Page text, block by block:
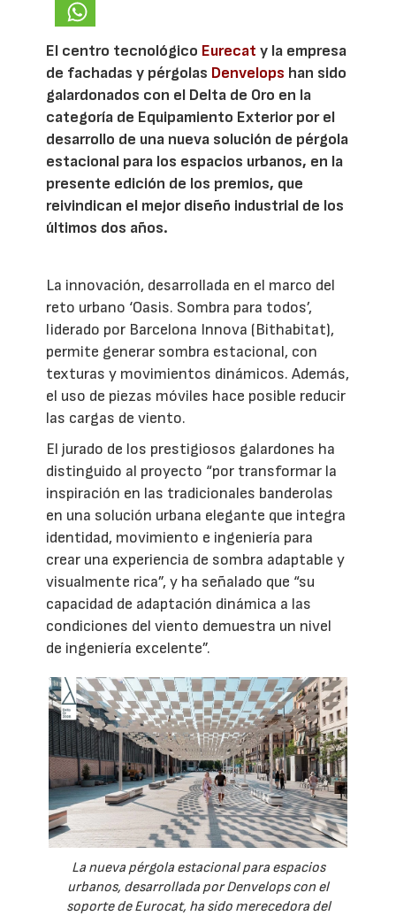
El centro tecnológico Eurecat y la empresa
de fachadas y pérgolas Denvelops han sido
galardonados con el Delta de Oro en la
categoría de Equipamiento Exterior por el
desarrollo de una nueva solución de pérgola
estacional para los espacios urbanos, en la
presente edición de los premios, que
reivindican el mejor diseño industrial de los
últimos dos años.
La innovación, desarrollada en el marco del
reto urbano ‘Oasis. Sombra para todos’,
liderado por Barcelona Innova (Bithabitat),
permite generar sombra estacional, con
texturas y movimientos dinámicos. Además,
el uso de piezas móviles hace posible reducir
las cargas de viento.
El jurado de los prestigiosos galardones ha
distinguido al proyecto “por transformar la
inspiración en las tradicionales banderolas
en una solución urbana elegante que integra
identidad, movimiento e ingeniería para
crear una experiencia de sombra adaptable y
visualmente rica”, y ha señalado que “su
capacidad de adaptación dinámica a las
condiciones del viento demuestra un nivel
de ingeniería excelente”.
La nueva pérgola estacional para espacios
urbanos, desarrollada por Denvelops con el
soporte de Eurocat, ha sido merecedora del